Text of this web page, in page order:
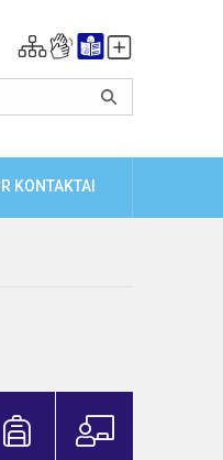
KONTAKTAI